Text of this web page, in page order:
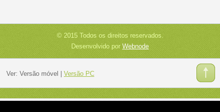
© 2015 Todos os direitos reservados.
Desenvolvido porWebnode
Ver: Versão móvel | Versão PC